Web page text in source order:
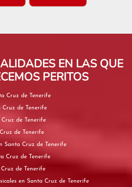
EN LAS QUE
PERITOS
en Santa Cruz de Tenerife
en Santa Cruz de Tenerife
en Santa Cruz de Tenerife
Santa Cruz de Tenerife
Control de plagas en Santa Cruz de Tenerife
en Santa Cruz de Tenerife
en Santa Cruz de Tenerife
Perito de Instrumentos Musicales en Santa Cruz de Tenerife